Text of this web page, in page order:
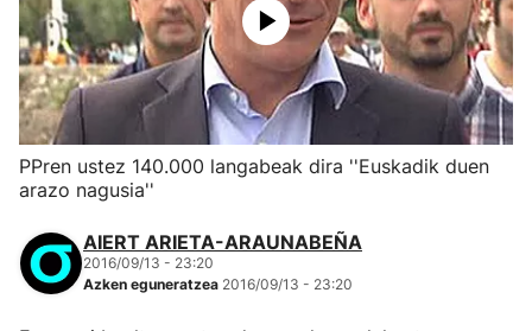
PPren ustez 140.000 langabeak dira ''Euskadik duen
arazo nagusia''
AIERT ARIETA-ARAUNABEÑA
2016/09/13 - 23:20
Azken eguneratzea 2016/09/13 - 23:20